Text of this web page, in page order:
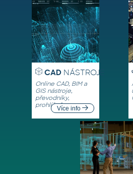
CADNÁSTROJE
Online CAD, BIM a
GIS nástroje,
převodníky,
prohlížečeVíce info